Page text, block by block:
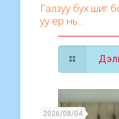
Галзуу бух шиг
уу ер нь…
2026/08/04